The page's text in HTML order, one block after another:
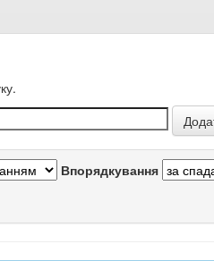
Впорядкування